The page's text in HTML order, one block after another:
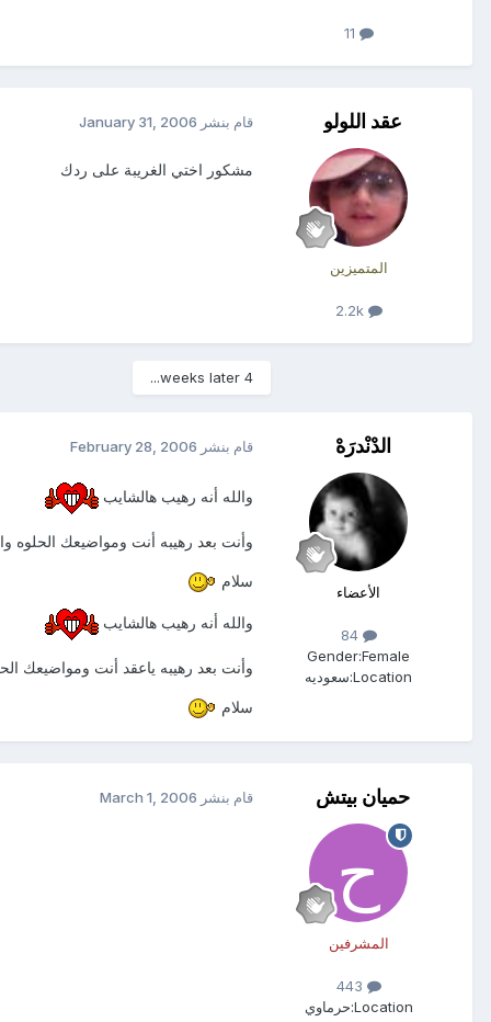
عقد اللولو
المتميزين
2.2k
قام بنشر January 31, 2006
مشكور اختي الغريبة على ردك
4 weeks later...
الدْنْدرَهْ
الأعضاء
84
Gender:Female
Location: سعوديه
قام بنشر February 28, 2006
والله أنه رهيب هالشايب
وأنت بعد رهيبه أنت ومواضيعك الحلوه
سلام
والله أنه رهيب هالشايب
وأنت بعد رهيبه ياعقد أنت ومواضيعك
سلام
حميان بيتش
المشرفين
Location: حرماوي
قام بنشر March 1, 2006